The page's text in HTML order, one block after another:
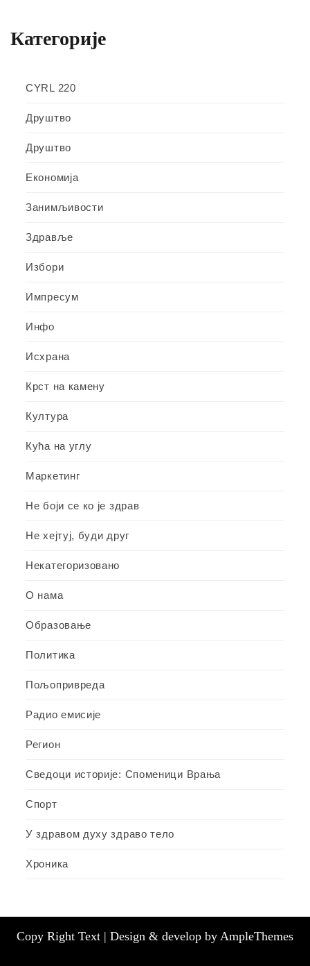
Категорије
CYRL 220
Друштво
Друштво
Економија
Занимљивости
Здравље
Избори
Импресум
Инфо
Исхрана
Крст на камену
Култура
Кућа на углу
Маркетинг
Не боји се ко је здрав
Не хејтуј, буди друг
Некатегоризовано
О нама
Образовање
Политика
Пољопривреда
Радио емисије
Регион
Сведоци историје: Споменици Врања
Спорт
У здравом духу здраво тело
Хроника
Copy Right Text | Design & develop by AmpleThemes